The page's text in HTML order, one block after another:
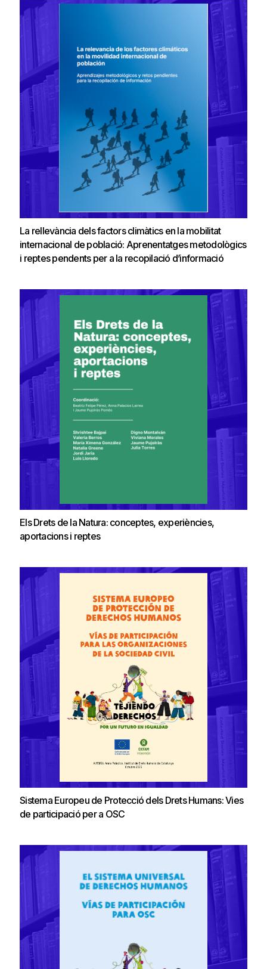
La rellevància dels factors climàtics en la mobilitat
internacional de població: Aprenentatges metodològics
i reptes pendents per a la recopilació d’informació
Els Drets de la Natura: conceptes, experiències,
aportacions i reptes
Sistema Europeu de Protecció dels Drets Humans: Vies
de participació per a OSC